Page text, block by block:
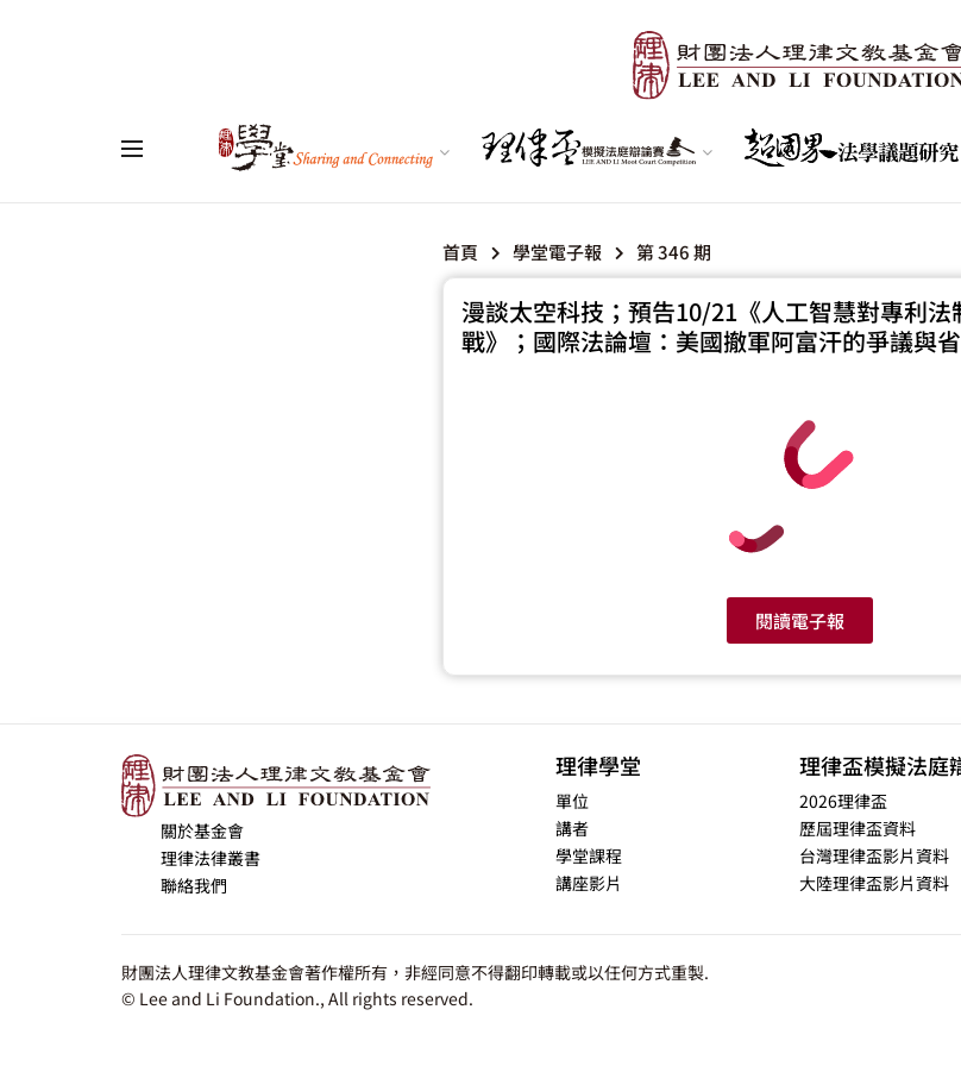
首頁 學堂電子報 第 346 期
漫談太空科技；預告10/21《人工智慧對專利法
戰》；國際法論壇：美國撤軍阿富汗的爭議與
閱讀電子報
關於基金會
理律法律叢書
聯絡我們
理律學堂
單位
講者
學堂課程
講座影片
理律盃模擬法庭
2026理律盃
歷屆理律盃資料
台灣理律盃影片資料
大陸理律盃影片資料
財團法人理律文教基金會著作權所有，非經同意不得翻印轉載或以任何方式重製.
© Lee and Li Foundation., All rights reserved.